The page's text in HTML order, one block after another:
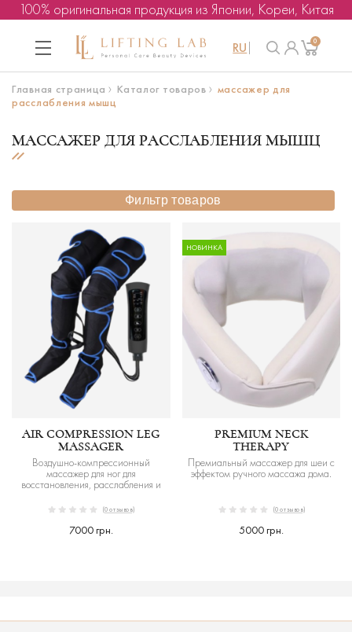
100% оригинальная продукция из Японии, Кореи, Китая
RU 0
Главная страница Каталог товаров
массажер для
расслабления мышц
МАССАЖЕР ДЛЯ РАССЛАБЛЕНИЯ МЫШЦ
Фильтр товаров
AIR COMPRESSION LEG
MASSAGER
Воздушно-компрессионный
массажер для ног для
восстановления, расслабления и
(0 отзывов)
7000 грн.
НОВИНКА
PREMIUM NECK
THERAPY
Премиальный массажер для шеи с
эффектом ручного массажа дома.
(0 отзывов)
5000 грн.